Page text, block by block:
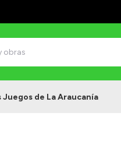
de La Araucanía